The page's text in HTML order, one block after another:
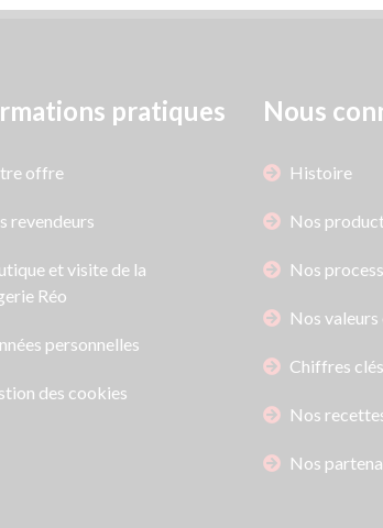
pratiques
offre
revendeurs
et visite de la
Réo
personnelles
des cookies
Nous
Histoire
Nos
Nos
Nos
Chiffres clés
Nos
Nos